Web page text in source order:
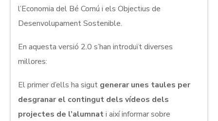
l’Economia del Bé Comú i els Objectius de
Desenvolupament Sostenible.
En aquesta versió 2.0 s’han introduït diverses
millores:
El primer d’ells ha sigut generar unes taules per
desgranar el contingut dels vídeos dels
projectes de l’alumnati així informar sobre